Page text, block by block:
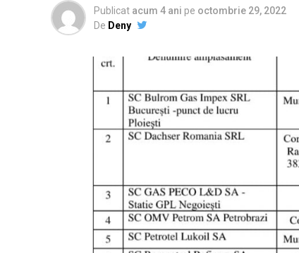
Publicat acum 4 ani pe octombrie 29, 2022
De Deny